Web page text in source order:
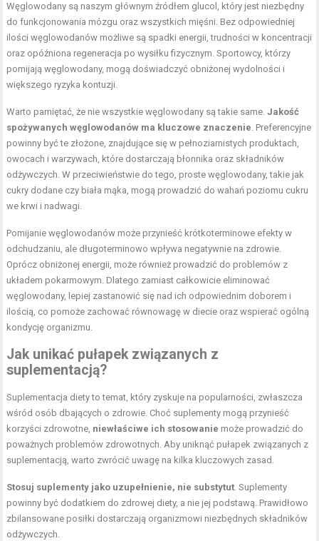
Węglowodany są naszym głównym źródłem glucol, który jest niezbędny
do funkcjonowania mózgu oraz wszystkich mięśni. Bez odpowiedniej
ilości węglowodanów możliwe są spadki energii, trudności w koncentracji
oraz opóźniona regeneracja po wysiłku fizycznym. Sportowcy, którzy
pomijają węglowodany, mogą doświadczyć obniżonej wydolności i
większego ryzyka kontuzji.
Warto pamiętać, że nie wszystkie węglowodany są takie same.Jakość
spożywanych węglowodanów ma kluczowe znaczenie. Preferencyjne
powinny być te złożone, znajdujące się w pełnoziarnistych produktach,
owocach i warzywach, które dostarczają błonnika oraz składników
odżywczych. W przeciwieństwie do tego, proste węglowodany, takie jak
cukry dodane czy biała mąka, mogą prowadzić do wahań poziomu cukru
we krwi i nadwagi.
Pomijanie węglowodanów może przynieść krótkoterminowe efekty w
odchudzaniu, ale długoterminowo wpływa negatywnie na zdrowie.
Oprócz obniżonej energii, może również prowadzić do problemów z
układem pokarmowym. Dlatego zamiast całkowicie eliminować
węglowodany, lepiej zastanowić się nad ich odpowiednim doborem i
ilością, co pomoże zachować równowagę w diecie oraz wspierać ogólną
kondycję organizmu.
Jak unikać pułapek związanych z
suplementacją?
Suplementacja diety to temat, który zyskuje na popularności, zwłaszcza
wśród osób dbających o zdrowie. Choć suplementy mogą przynieść
korzyści zdrowotne, niewłaściwe ich stosowanie może prowadzić do
poważnych problemów zdrowotnych. Aby uniknąć pułapek związanych z
suplementacją, warto zwrócić uwagę na kilka kluczowych zasad.
Stosuj suplementy jako uzupełnienie, nie substytut. Suplementy
powinny być dodatkiem do zdrowej diety, a nie jej podstawą. Prawidłowo
zbilansowane posiłki dostarczają organizmowi niezbędnych składników
odżywczych.